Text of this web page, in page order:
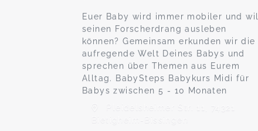
Euer Baby wird immer mobiler und will
seinen Forscherdrang ausleben
können? Gemeinsam erkunden wir die
aufregende Welt Deines Babys und
sprechen über Themen aus Eurem
Alltag. BabySteps Babykurs Midi für
Babys zwischen 5 - 10 Monaten
Pleidelsheimer Str. 11, 74321
Bietigheim-Bissingen